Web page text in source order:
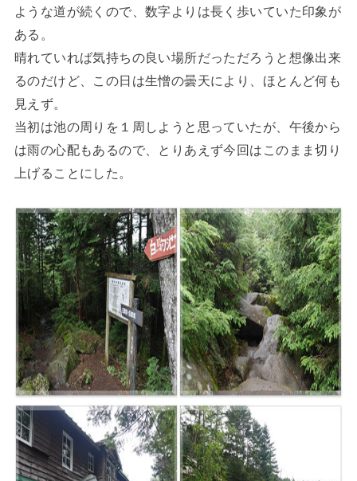
ような道が続くので、数字よりは長く歩いていた印象が
ある。
晴れていれば気持ちの良い場所だっただろうと想像出来
るのだけど、この日は生憎の曇天により、ほとんど何も
見えず。
当初は池の周りを１周しようと思っていたが、午後から
は雨の心配もあるので、とりあえず今回はこのまま切り
上げることにした。